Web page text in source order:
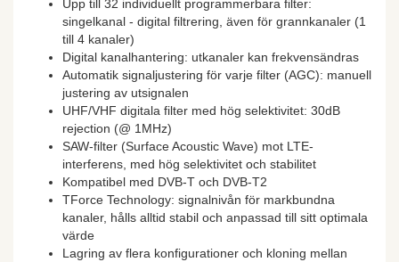
Upp till 32 individuellt programmerbara filter:
singelkanal - digital filtrering, även för grannkanaler (1
till 4 kanaler)
Digital kanalhantering: utkanaler kan frekvensändras
Automatik signaljustering för varje filter (AGC): manuell
justering av utsignalen
UHF/VHF digitala filter med hög selektivitet: 30dB
rejection (@ 1MHz)
SAW-filter (Surface Acoustic Wave) mot LTE-
interferens, med hög selektivitet och stabilitet
Kompatibel med DVB-T och DVB-T2
TForce Technology: signalnivån för markbundna
kanaler, hålls alltid stabil och anpassad till sitt optimala
värde
Lagring av flera konfigurationer och kloning mellan